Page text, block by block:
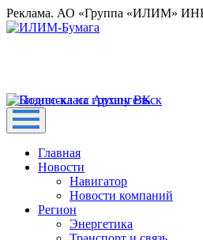
Реклама. АО «Группа «ИЛИМ»
Главная
Новости
Навигатор
Новости компаний
Регион
Энергетика